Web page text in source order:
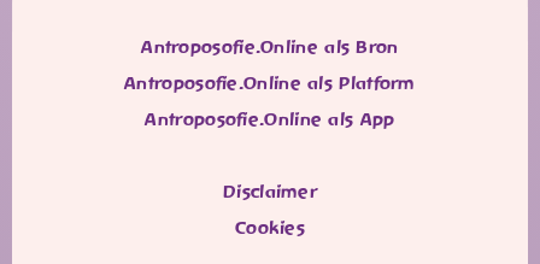
Antroposofie.Online als Bron
Antroposofie.Online als Platform
Antroposofie.Online als App
Disclaimer
Cookies